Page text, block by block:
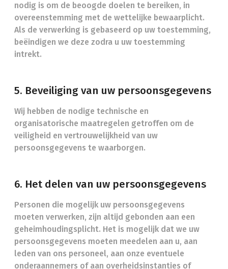
nodig is om de beoogde doelen te bereiken, in
overeenstemming met de wettelijke bewaarplicht.
Als de verwerking is gebaseerd op uw toestemming,
beëindigen we deze zodra u uw toestemming
intrekt.
5. Beveiliging van uw persoonsgegevens
Wij hebben de nodige technische en
organisatorische maatregelen getroffen om de
veiligheid en vertrouwelijkheid van uw
persoonsgegevens te waarborgen.
6. Het delen van uw persoonsgegevens
Personen die mogelijk uw persoonsgegevens
moeten verwerken, zijn altijd gebonden aan een
geheimhoudingsplicht. Het is mogelijk dat we uw
persoonsgegevens moeten meedelen aan u, aan
leden van ons personeel, aan onze eventuele
onderaannemers of aan overheidsinstanties of